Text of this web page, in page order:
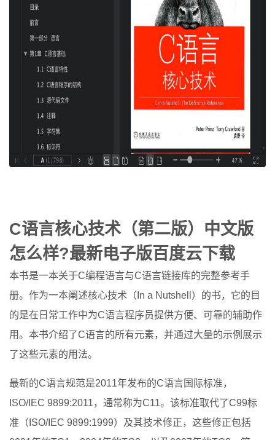
C语言核心技术（第二版）中文版
怎么样?最新电子版百度云下载
本书是一本关于C编程语言与C语言链接库的完整参考手
册。作为一本阐述核心技术（In a Nutshell）的书，它的目
的是在日常工作中为C语言程序员提供方便、可靠的辅助作
用。本书介绍了C语言的所有元素，并通过大量的示例展示
了这些元素的用法。
最新的C语言规范是2011年发布的C语言国际标准，
ISO/IEC 9899:2011，通常称为C11。该标准取代了C99标
准（ISO/IEC 9899:1999）及其技术修正，这些修正包括